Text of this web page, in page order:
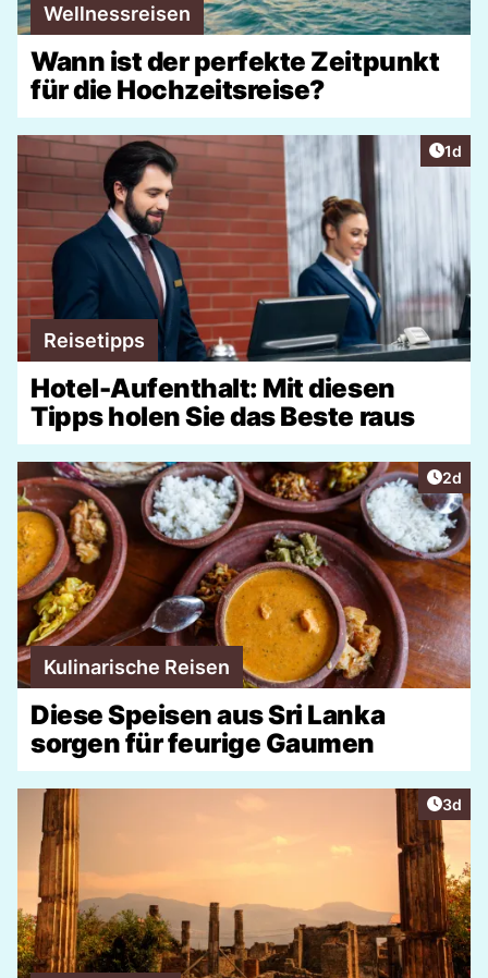
Wellnessreisen
Wann ist der perfekte Zeitpunkt
für die Hochzeitsreise?
1d
Reisetipps
Hotel-Aufenthalt: Mit diesen
Tipps holen Sie das Beste raus
2d
Kulinarische Reisen
Diese Speisen aus Sri Lanka
sorgen für feurige Gaumen
3d